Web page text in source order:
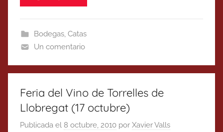
Bodegas, Catas
Un comentario
Feria del Vino de Torrelles de
Llobregat (17 octubre)
Publicada el 8 octubre, 2010 por Xavier Valls